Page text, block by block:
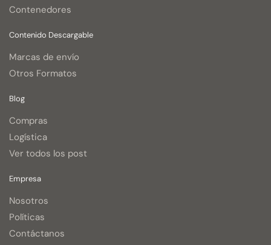
Contenedores
Contenido Descargable
Marcas de envío
Otros Formatos
Blog
Compras
Logística
Ver todos los post
Empresa
Nosotros
Políticas
Contáctanos